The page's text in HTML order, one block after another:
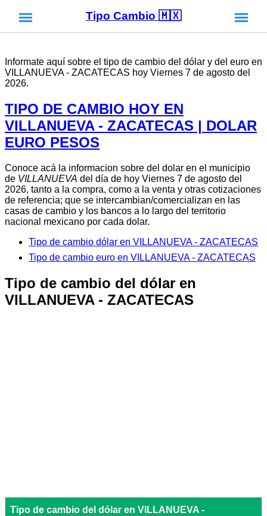
Tipo Cambio 🇲🇽
Informate aquí sobre el tipo de cambio del dólar y del euro en
VILLANUEVA - ZACATECAS hoy Viernes 7 de agosto del
2026.
TIPO DE CAMBIO HOY EN
VILLANUEVA - ZACATECAS | DOLAR
EURO PESOS
Conoce acá la informacion sobre del dolar en el municipio
de VILLANUEVA del día de hoy Viernes 7 de agosto del
2026, tanto a la compra, como a la venta y otras cotizaciones
de referencia; que se intercambian/comercializan en las
casas de cambio y los bancos a lo largo del territorio
nacional mexicano por cada dolar.
Tipo de cambio dólar en VILLANUEVA - ZACATECAS
Tipo de cambio euro en VILLANUEVA - ZACATECAS
Tipo de cambio del dólar en
VILLANUEVA - ZACATECAS
Tipo de cambio del dólar en VILLANUEVA -